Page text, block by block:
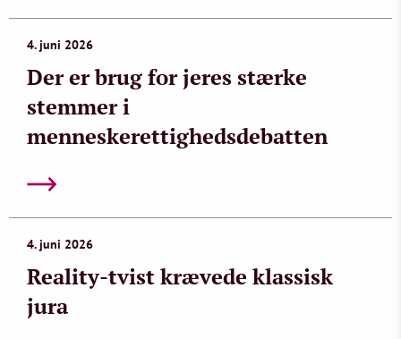
4. juni 2026
Der er brug for jeres stærke
stemmer i
menneskerettighedsdebatten
4. juni 2026
Reality-tvist krævede klassisk
jura